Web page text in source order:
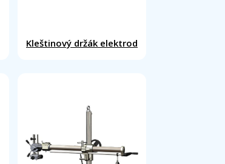
Kleštinový držák elektrod